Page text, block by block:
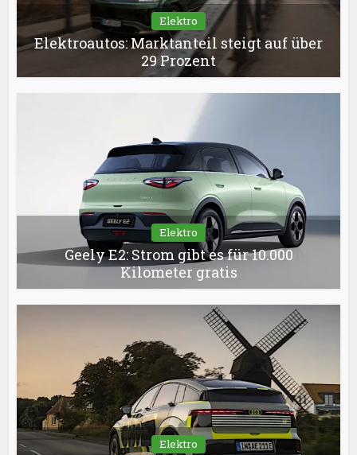
Elektro
Elektroautos: Marktanteil steigt auf über
29 Prozent
Elektro
Geely E2: Strom gibt es für 10.000
Kilometer gratis
Elektro